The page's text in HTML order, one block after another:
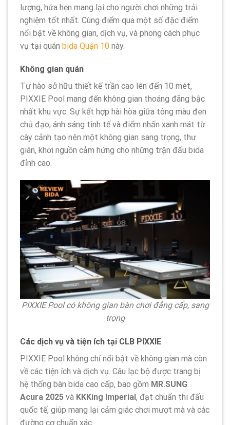
lượng, hứa hẹn mang lại cho người chơi những trải
nghiệm tốt nhất. Cùng điểm qua một số đặc điểm
nổi bật về không gian, dịch vụ, và phong cách phục
vụ tại quán bida Quận 10 này.
Không gian quán
Tự hào sở hữu thiết kế trần cao lên đến 10 mét,
PIXXIE Pool mang đến không gian thoáng đãng bậc
nhất khu vực. Sự kết hợp hài hòa giữa tông màu đen
chủ đạo, ánh sáng tinh tế và điểm nhấn xanh mát từ
cây cảnh tạo nên một không gian sang trọng, thư
giãn, khơi nguồn cảm hứng cho những trận đấu bida
đỉnh cao.
PIXXIE Pool có không gian bàn chơi đẳng cấp, sang
trọng
Các dịch vụ và tiện ích tại CLB PIXXIE
PIXXIE Pool không chỉ nổi bật về không gian mà còn
về các tiện ích và dịch vụ. Câu lạc bộ được trang bị
hệ thống bàn bida cao cấp, bao gồm MR.SUNG
Acura 2025 và KKKing Imperial, đạt chuẩn thi đấu
quốc tế, giúp mang lại cảm giác chơi mượt mà và các
đường cơ chuẩn xác.